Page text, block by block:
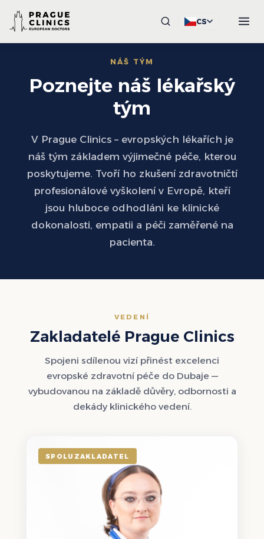
CS
NÁŠ TÝM
Poznejte náš lékařský
tým
V Prague Clinics – evropských lékařích je
náš tým základem výjimečné péče, kterou
poskytujeme. Tvoří ho zkušení zdravotničtí
profesionálové vyškolení v Evropě, kteří
jsou hluboce odhodláni ke klinické
dokonalosti, empatii a péči zaměřené na
pacienta.
VEDENÍ
Zakladatelé Prague Clinics
Spojeni sdílenou vizí přinést excelenci
evropské zdravotní péče do Dubaje —
vybudovanou na základě důvěry, odbornosti a
dekády klinického vedení.
SPOLUZAKLADATEL